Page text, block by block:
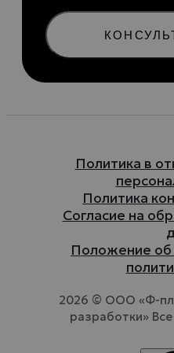
Политика в
Политика
Согласие на
Положение об
2026 © ООО «Ф-
разработки»